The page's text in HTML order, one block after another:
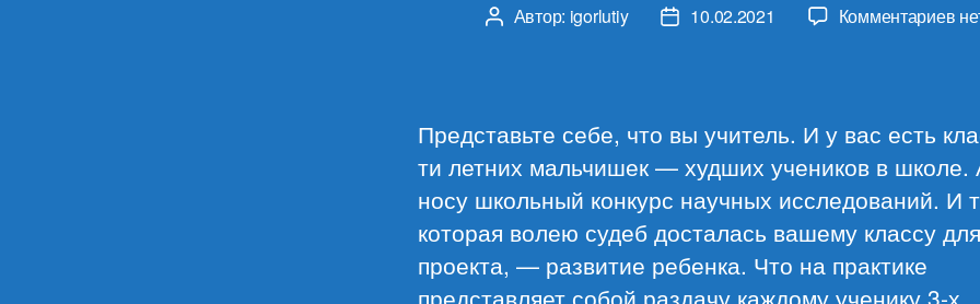
Автор
Автор: igorlutiy
Дата10.02.2021 Комментариевк
Представьте себе, что вы учитель. И у вас есть
ти летних мальчишек — худших учеников в школе.
носу школьный конкурс научных исследований. И
которая волею судеб досталась вашему классу для
проекта, — развитие ребенка. Что на практике
представляет собой раздачу каждому ученику 3-х